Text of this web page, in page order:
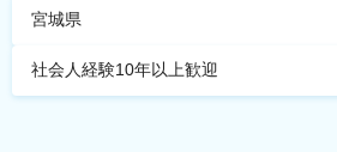
宮城県
社会人経験10年以上歓迎